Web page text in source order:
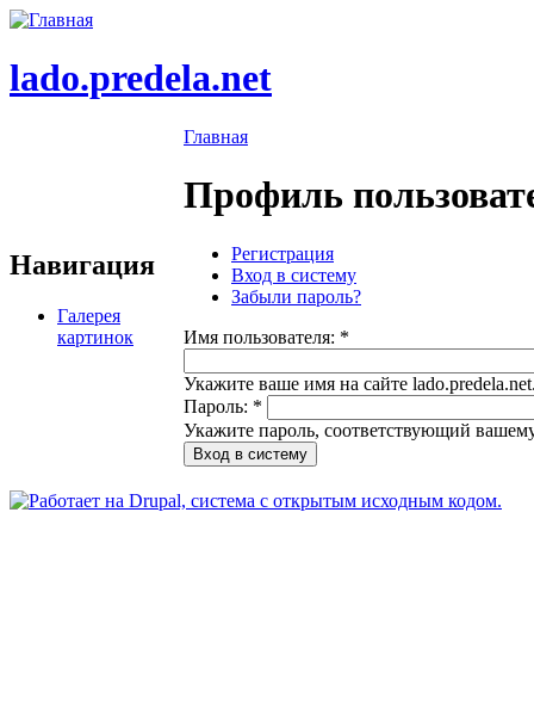
lado.predela.net
Навигация
Галерея
картинок
Главная
Профиль
Регистрация
Вход в систему
Забыли пароль?
Имя пользователя: *
Укажите ваше имя на сайте
Пароль: *
Укажите пароль, соответствующий